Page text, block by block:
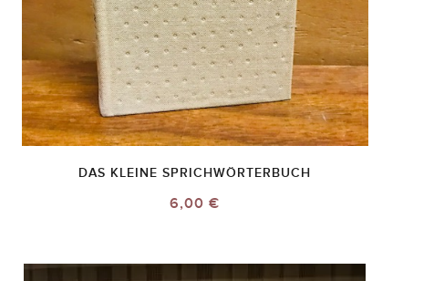
DAS KLEINE SPRICHWÖRTERBUCH
6,00 €